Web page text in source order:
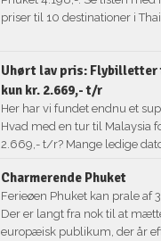
priser til 10 destinationer i
Uhørt lav pris:
kun kr. 2.669,- t/r
Her har vi fundet endnu et
Hvad med en tur til Malaysia
2.669,- t/r? Mange ledige
Charmerende Phuket
Ferieøen Phuket kan prale af
Der er langt fra nok til at
europæisk publikum, der år